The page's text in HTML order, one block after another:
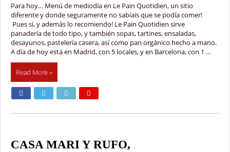
Para hoy… Menú de mediodía en Le Pain Quotidien, un sitio
diferente y donde seguramente no sabíais que se podía comer!
Pues sí, y además lo recomiendo! Le Pain Quotidien sirve
panadería de todo tipo, y también sopas, tartines, ensaladas,
desayunos, pastelería casera, así como pan orgánico hecho a mano.
A día de hoy está en Madrid, con 5 locales, y en Barcelona, con 1 …
Read More »
CASA MARI Y RUFO,